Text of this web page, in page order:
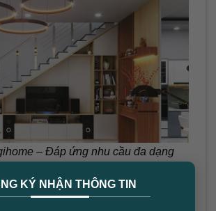
KÝ NHẬN THÔNG TIN
– Đáp ứng nhu cầu đa dạng
viên dày dạn kinh nghiệm của
hướng dẫn bạn lựa chọn mẫu kệ tivi